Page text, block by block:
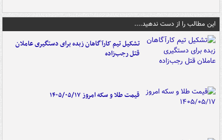
این مطالب را از دست ندهید....
تشکیل تیم کارآگاهان زبده برای دستگیری عاملان
قتل رجب‌زاده
قیمت طلا و سکه امروز ۱۴۰۵/۰۵/۱۷